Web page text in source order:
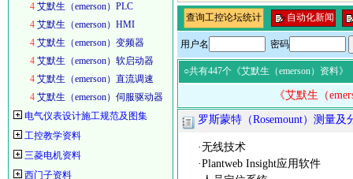
4 艾默生（emerson）PLC
4 艾默生（emerson）HMI
4 艾默生（emerson）变频器
4 艾默生（emerson）软启动器
4 艾默生（emerson）直流调速
4 艾默生（emerson）伺服驱动器
电气仪表设计施工规范及图集
工控教学资料
三菱电机资料
西门子资料
查询工控论坛统计 自动化新闻
用户名 密码
○共有447个《艾默生（emerson）资料》
《艾默生（
罗斯蒙特（Rosemount）测量
·无线技术
·Plantweb Insight应用软件